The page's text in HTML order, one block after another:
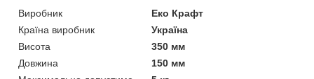
Виробник
Еко Крафт
Країна виробник
Україна
Висота
350 мм
Довжина
150 мм